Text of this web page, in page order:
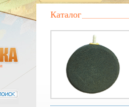
Каталог